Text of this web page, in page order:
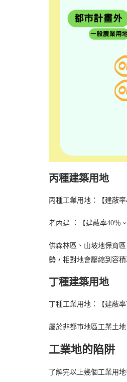
丙種建築用地
丙種工業用地：【建蔽率
老丙建 ：【建蔽率40％
供森林區、山坡地保育
勢，相對地會壓縮到容
丁種建築用地
丁種工業用地：【建蔽率
屬於非都市地區工業土
工業地的陷阱
了解完以上幾個工業用